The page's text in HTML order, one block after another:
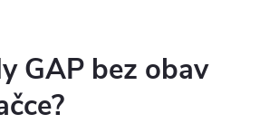
GAP bez obav